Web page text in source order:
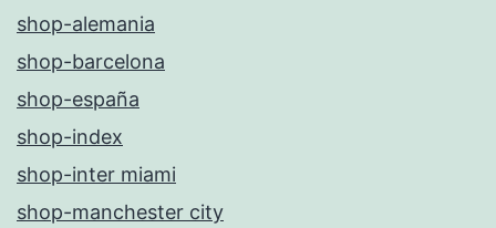
shop-alemania
shop-barcelona
shop-españa
shop-index
shop-inter miami
shop-manchester city